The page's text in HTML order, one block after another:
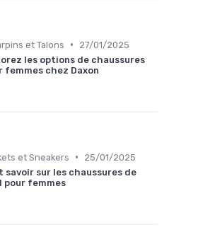
et Talons •
27/01/2025
les options de chaussures
femmes chez Daxon
et Sneakers •
25/01/2025
savoir sur les chaussures de
pour femmes